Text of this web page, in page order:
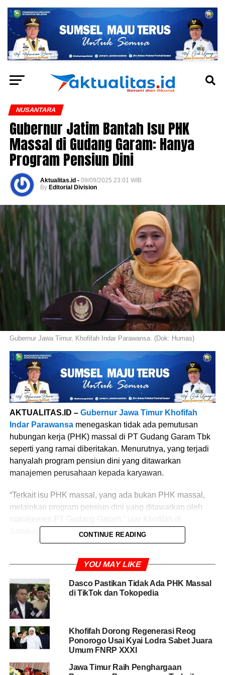
NUSANTARA
Gubernur Jatim Bantah Isu PHK
Massal di Gudang Garam: Hanya
Program Pensiun Dini
Aktualitas.id - 09/09/2025 23:01 WIB
By Editorial Division
Gubernur Jawa Timur, Khofifah Indar Parawansa. (Dok: Humas)
AKTUALITAS.ID – Gubernur Jawa Timur Khofifah
Indar Parawansa menegaskan tidak ada pemutusan
hubungan kerja (PHK) massal di PT Gudang Garam Tbk
seperti yang ramai diberitakan. Menurutnya, yang terjadi
hanyalah program pensiun dini yang ditawarkan
manajemen perusahaan kepada karyawan.
“Terkait isu PHK massal, yang ada bukan PHK massal,
melainkan program pensiun dini yang ditawarkan oleh
Surabaya, Selasa (9/9/2025).
berlangsung cukup lama dan hanya diikuti sebagian kecil
karyawan. Hingga saat ini, tercatat ada sekitar 200
karyawan yang mengajukan pensiun dini.
Isu PHK massal mencuat sejak akhir pekan lalu setelah
momen perpisahan pekerja di pabrik Gudang Garam
Tuban, Jawa Timur. Video itu memicu spekulasi bahwa
keuangan perusahaan.
CONTINUE READING
YOU MAY LIKE
Dasco Pastikan Tidak Ada PHK Massal
di TikTok dan Tokopedia
Khofifah Dorong Regenerasi Reog
Ponorogo Usai Kyai Lodra Sabet Juara
Umum FNRP XXXI
Jawa Timur Raih Penghargaan